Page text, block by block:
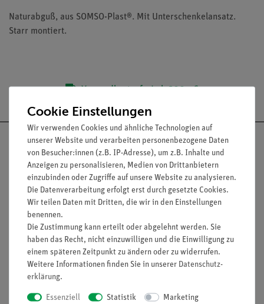
Naturabguß, aus SOMSO-Plast®. Mit Unterschenkelansatz.
Starr montiert.
Versandkostenfrei ab 300,- €
Nach oben
Informationen
Unternehmen
Service
Übersicht Service
Cookie Einstellungen
Wir verwenden Cookies und ähnliche Technologien auf
unserer Website und verarbeiten personenbezogene Daten
von Besucher:innen (z.B. IP-Adresse), um z.B. Inhalte und
Anzeigen zu personalisieren, Medien von Drittanbietern
einzubinden oder Zugriffe auf unsere Website zu analysieren.
Die Datenverarbeitung erfolgt erst durch gesetzte Cookies.
Wir teilen Daten mit Dritten, die wir in den Einstellungen
benennen.
Die Zustimmung kann erteilt oder abgelehnt werden. Sie
haben das Recht, nicht einzuwilligen und die Einwilligung zu
einem späteren Zeitpunkt zu ändern oder zu widerrufen.
Weitere Informationen finden Sie in unserer Daten­schutz­
erklärung.
Essenziell Statistik Marketing